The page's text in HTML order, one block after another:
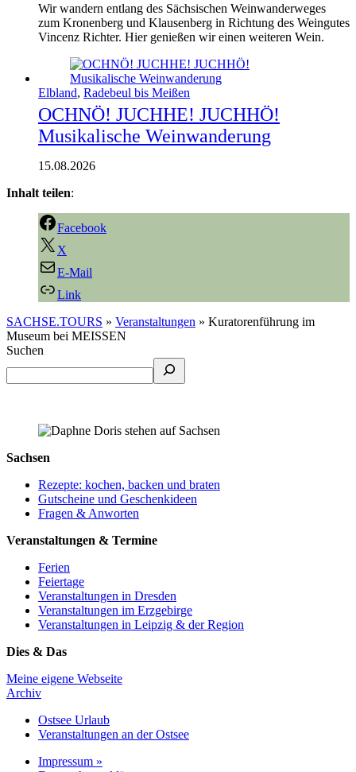
Wir wandern entlang des Sächsischen Weinwanderweges
zum Kronenberg und Klausenberg in Richtung des Weingutes
Vincenz Richter. Hier genießen wir einen weiteren Wein.
Elbland, Radebeul bis Meißen
OCHNÖ! JUCHHE! JUCHHÖ!
Musikalische Weinwanderung
15.08.2026
Inhalt teilen:
Facebook
X
E-Mail
Link
SACHSE.TOURS » Veranstaltungen » Kuratorenführung im
Museum bei MEISSEN
Suchen
Sachsen
Rezepte: kochen, backen und braten
Gutscheine und Geschenkideen
Fragen & Anworten
Veranstaltungen & Termine
Ferien
Feiertage
Veranstaltungen in Dresden
Veranstaltungen im Erzgebirge
Veranstaltungen in Leipzig & der Region
Dies & Das
Meine eigene Webseite
Archiv
Ostsee Urlaub
Veranstaltungen an der Ostsee
Impressum »